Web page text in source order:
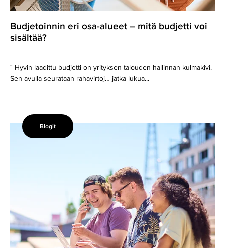
Budjetoinnin eri osa-alueet – mitä budjetti voi
sisältää?
" Hyvin laadittu budjetti on yrityksen talouden hallinnan kulmakivi.
Sen avulla seurataan rahavirtoj… jatka lukua...
Kasvuyritys,
Blogit